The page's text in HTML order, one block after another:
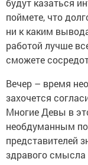
поймете, что
ни к каким
работой лучше
сможете
Вечер – время
захочется
Многие Девы в
необдуманным
представителей
здравого смысла